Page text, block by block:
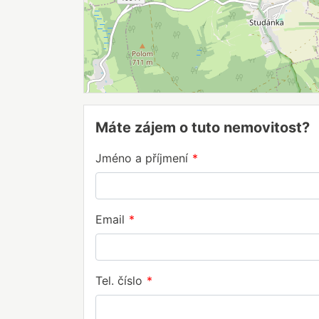
Máte zájem o tuto nemovitost?
Jméno a příjmení
Email
Tel. číslo